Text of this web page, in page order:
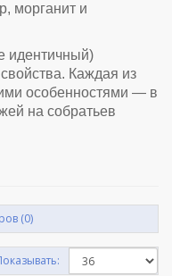
морганит и
идентичный)
Каждая из
особенностями — в
на собратьев
(0)